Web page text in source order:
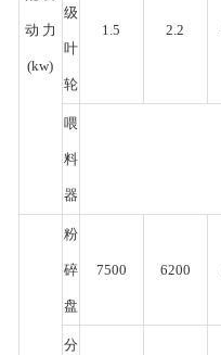
动 力
(kw)
级
叶
轮
1.5 2.2
喂
料
器
粉
碎
盘
7500 6200
分